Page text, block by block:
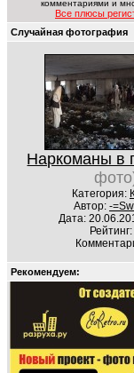
комментариями и
Все плюсы
Случайная фотография
Наркоманы в
Категория:
Автор: -
Дата:
Рекомендуем: